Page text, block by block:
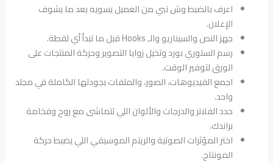
اعرف بالضبط وش تبي من العميل يسويه بعد ما يشوف
الإعلان.
جهز النص والسيناريو والـ Hooks قبل ما تبدأ أي لقطة.
رسم الستوري بورد وتخيل زوايا التصوير وحركة المنتجات على
الورق لتوفير الوقت.
اجمع الفيديوهات، الصور، والملفات بجودتها الكاملة في مجلد
واحد.
حدد الفلاتر والدرجات والألوان اللي تتماشى مع روح وفخامة
براندك.
اختر المؤثرات الصوتية والريتم الموسيقي اللي يضبط حركة
المونتاج.